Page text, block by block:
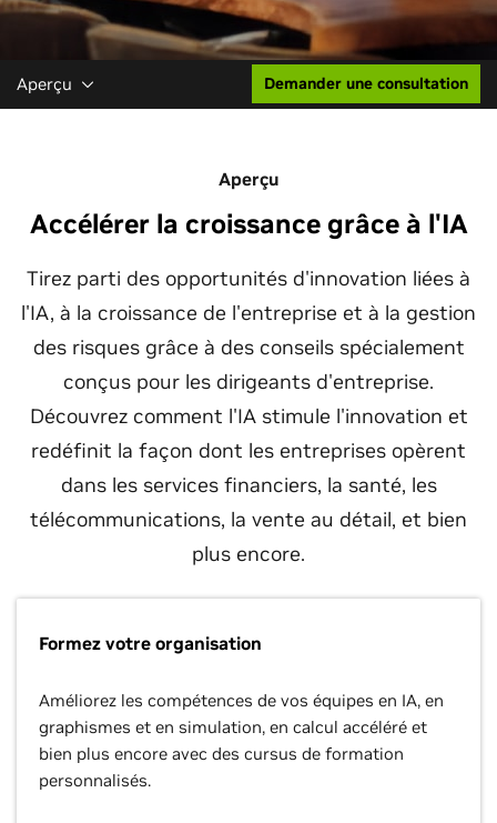
Aperçu Demander une consultation
Aperçu
Accélérer la croissance grâce à l'IA
Tirez parti des opportunités d'innovation liées à
l'IA, à la croissance de l'entreprise et à la gestion
des risques grâce à des conseils spécialement
conçus pour les dirigeants d'entreprise.
Découvrez comment l'IA stimule l'innovation et
redéfinit la façon dont les entreprises opèrent
dans les services financiers, la santé, les
télécommunications, la vente au détail, et bien
plus encore.
Formez votre organisation
Améliorez les compétences de vos équipes en IA, en
graphismes et en simulation, en calcul accéléré et
bien plus encore avec des cursus de formation
personnalisés.